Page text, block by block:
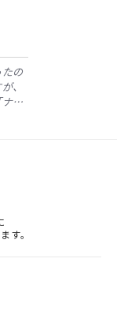
の
、
チ
。
ま
は
す。